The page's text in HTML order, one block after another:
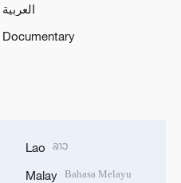
العربية
Documentary
Lao ລາວ
Malay Bahasa Melayu